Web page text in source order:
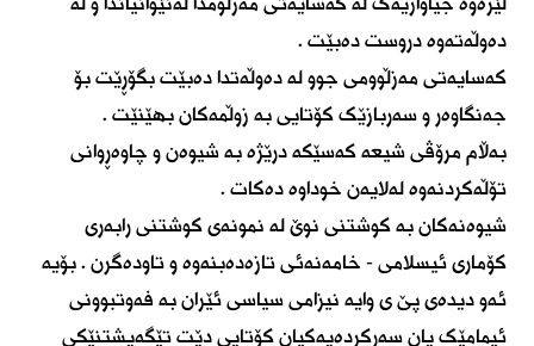
دەوڵەتەوە دروست دەبێت .
کەسایەتی مەزڵوومی جوو لە دەوڵەتدا دەبێت بگۆڕێت بۆ
جەنگاوەر و سەربازێک کۆتایی بە زوڵمەکان بهێنێت .
بەڵام مرۆڤی شیعە کەسێکە درێژە بە شیوەن و چاوەڕوانی
تۆڵەکردنەوە لەلایەن خوداوە دەکات .
شیوەنەکان بە کوشتنی نوێ لە نمونەی کوشتنی رابەری
کۆماری ئیسلامی - خامەنەئی تازەدەبنەوە و تاودەگرن . بۆیە
ئەو دیدەی پێ ی وایە نیزامی سیاسی ئێران بە فەوتبوونی
ئیمامێک یان سەرکردەیەکیان کۆتایی دێت تێگەیشتنێکی